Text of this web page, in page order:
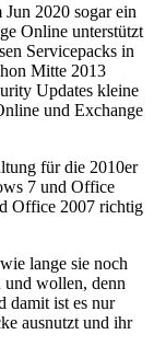
2020 sogar ein
Online unterstützt
Servicepacks in
Mitte 2013
Updates kleine
und Exchange
für die 2010er
7 und Office
Office 2007 richtig
lange sie noch
und wollen, denn
damit ist es nur
ausnutzt und ihr